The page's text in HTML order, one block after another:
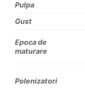
Pulpa
Gust
Epoca de
maturare
Polenizatori